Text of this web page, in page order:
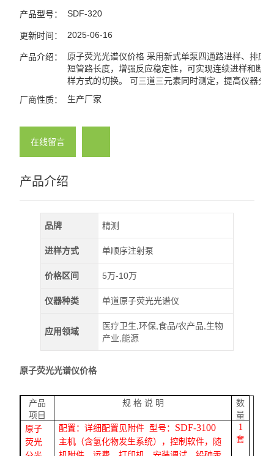
产品型号： SDF-320
更新时间： 2025-06-16
产品介绍：
原子荧光光谱仪价格 采用新式单泵四通路进样、排废
短管路长度，增强反应稳定性，可实现连续进样和断
样方式的切换。 可三道三元素同时测定，提高仪器分
厂商性质： 生产厂家
在线留言
产品介绍
品牌 精测
进样方式 单顺序注射泵
价格区间 5万-10万
仪器种类 单道原子荧光光谱仪
应用领域
医疗卫生,环保,食品/农产品,生物
产业,能源
原子荧光光谱仪价格
产品
项目
规 格 说 明
数
量
原子
荧光
配置：详细配置见附件 型号： SDF-3100
主机 （含氢化物发生系统）
，控制软件，随
1
套